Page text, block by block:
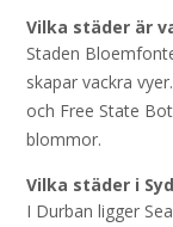
Vilka städer är
Staden
skapar vackra
och Free State
blommor.
Vilka städer i
I Durban ligger